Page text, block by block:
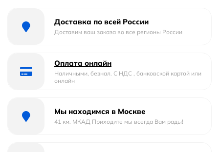
Крепление.
Инструкция.
Доставка по всей России
Доставим ваш заказа во все регионы России
Оплата онлайн
Наличными, безнал. С НДС , банковской картой или
онлайн
Мы находимся в Москве
41 км. МКАД Приходите мы всегда Вам рады!